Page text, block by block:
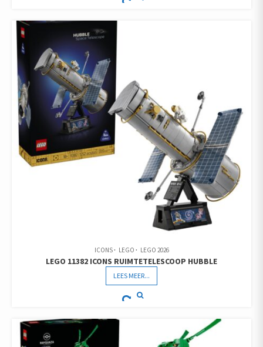
ICONS LEGO LEGO 2026
LEGO 11382 ICONS RUIMTETELESCOOP HUBBLE
LEES MEER...